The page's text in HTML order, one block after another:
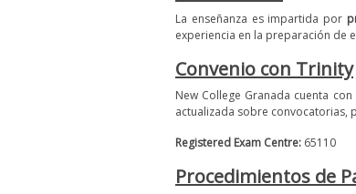
La enseñanza es impartida por
experiencia en la preparación de
Convenio con Trinity
New College Granada cuenta con
actualizada sobre convocatorias,
Registered Exam Centre: 65110
Procedimientos de